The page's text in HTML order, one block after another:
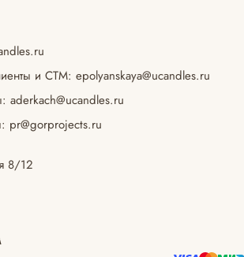
и СТМ: epolyanskaya@ucandles.ru
aderkach@ucandles.ru
pr@gorprojects.ru
8/12